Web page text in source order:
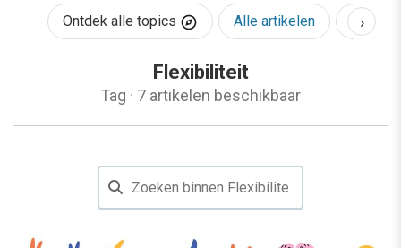
Ontdek alle topics Alle artikelen AI &
›
Flexibiliteit
Tag · 7 artikelen beschikbaar